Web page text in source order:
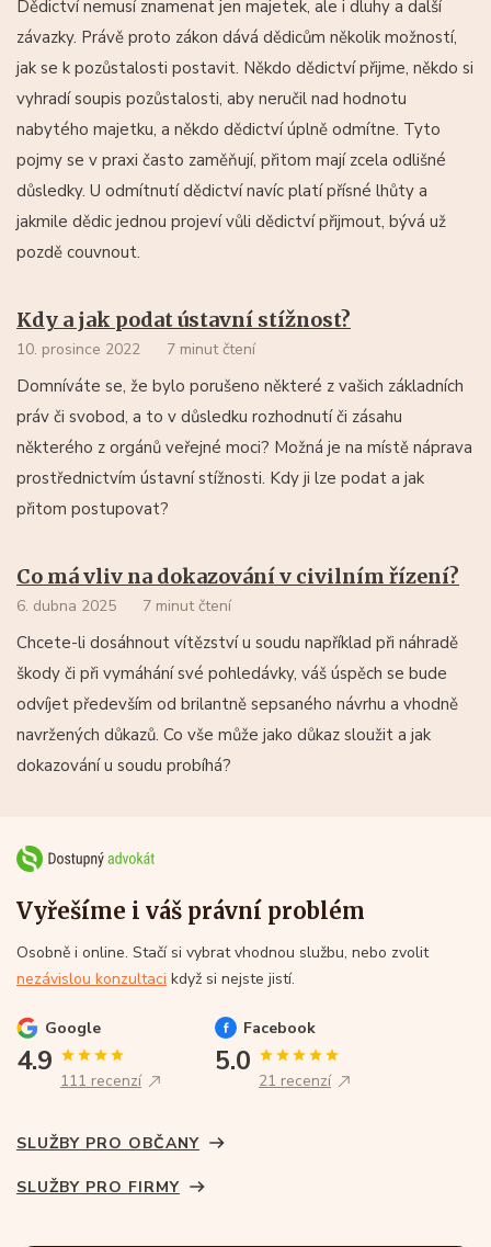
Dědictví nemusí znamenat jen majetek, ale i dluhy a další
závazky. Právě proto zákon dává dědicům několik možností,
jak se k pozůstalosti postavit. Někdo dědictví přijme, někdo si
vyhradí soupis pozůstalosti, aby neručil nad hodnotu
nabytého majetku, a někdo dědictví úplně odmítne. Tyto
pojmy se v praxi často zaměňují, přitom mají zcela odlišné
důsledky. U odmítnutí dědictví navíc platí přísné lhůty a
jakmile dědic jednou projeví vůli dědictví přijmout, bývá už
pozdě couvnout.
Kdy a jak podat ústavní stížnost?
10. prosince 2022 7 minut čtení
Domníváte se, že bylo porušeno některé z vašich základních
práv či svobod, a to v důsledku rozhodnutí či zásahu
některého z orgánů veřejné moci? Možná je na místě náprava
prostřednictvím ústavní stížnosti. Kdy ji lze podat a jak
přitom postupovat?
Co má vliv na dokazování v civilním řízení?
6. dubna 2025 7 minut čtení
Chcete-li dosáhnout vítězství u soudu například při náhradě
škody či při vymáhání své pohledávky, váš úspěch se bude
odvíjet především od brilantně sepsaného návrhu a vhodně
navržených důkazů. Co vše může jako důkaz sloužit a jak
dokazování u soudu probíhá?
Vyřešíme i váš právní problém
Osobně i online. Stačí si vybrat vhodnou službu, nebo zvolit
nezávislou konzultaci když si nejste jistí.
Google
4.9
111 recenzí
Facebook
5.0
21 recenzí
SLUŽBY PRO OBČANY
SLUŽBY PRO FIRMY